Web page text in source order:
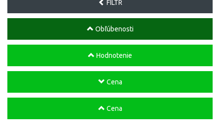
FILTR
Obľúbenosti
Hodnotenie
Cena
Cena